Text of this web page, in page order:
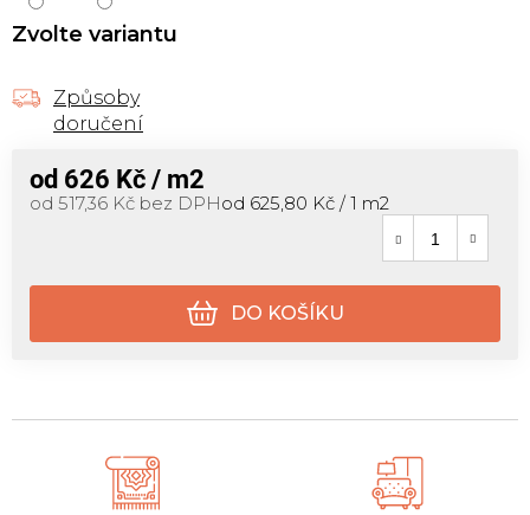
Zvolte variantu
Způsoby
doručení
od 626 Kč / m2
od 517,36 Kč bez DPHMěrná cena:
od 625,80 Kč / 1 m2
DO KOŠÍKU